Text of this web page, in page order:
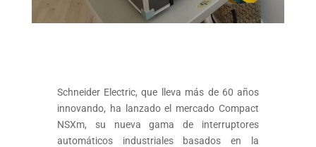
Schneider Electric, que lleva más de 60 años
innovando, ha lanzado el mercado Compact
NSXm, su nueva gama de interruptores
automáticos industriales basados en la